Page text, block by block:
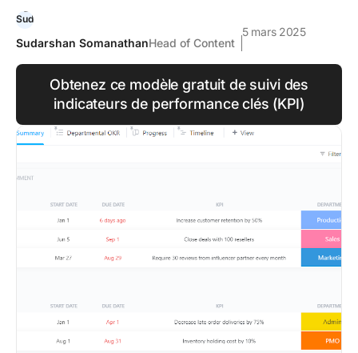
Sudarshan SomanathanHead of Content
5 mars 2025
Obtenez ce modèle gratuit de suivi des
indicateurs de performance clés (KPI)